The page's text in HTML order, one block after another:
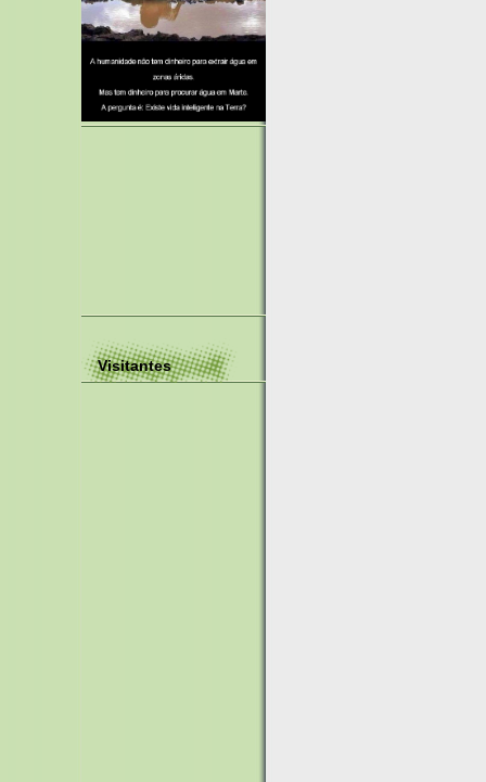
Visitantes